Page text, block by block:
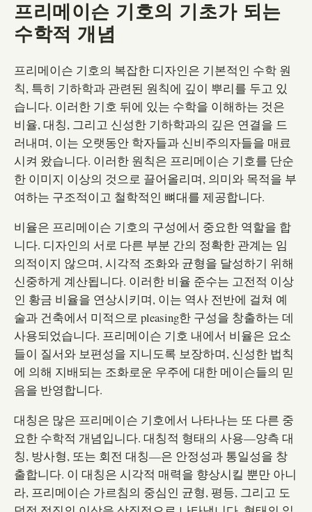
프리메이슨 기호의 기초가 되는
수학적 개념
프리메이슨 기호의 복잡한 디자인은 기본적인 수학 원
칙, 특히 기하학과 관련된 원칙에 깊이 뿌리를 두고 있
습니다. 이러한 기호 뒤에 있는 수학을 이해하는 것은
비율, 대칭, 그리고 신성한 기하학과의 깊은 연결을 드
러내며, 이는 오랫동안 학자들과 신비주의자들을 매료
시켜 왔습니다. 이러한 원칙은 프리메이슨 기호를 단순
한 이미지 이상의 것으로 끌어올리며, 의미와 목적을 부
여하는 구조적이고 철학적인 뼈대를 제공합니다.
비율은 프리메이슨 기호의 구성에서 중요한 역할을 합
니다. 디자인의 서로 다른 부분 간의 정확한 관계는 임
의적이지 않으며, 시각적 조화와 균형을 달성하기 위해
신중하게 계산됩니다. 이러한 비율 준수는 고전적 이상
인 황금 비율을 연상시키며, 이는 역사 전반에 걸쳐 예
술과 건축에서 미적으로 pleasing한 구성을 창출하는 데
사용되었습니다. 프리메이슨 기호 내에서 비율은 요소
들이 질서와 보편성을 지니도록 보장하며, 신성한 법칙
에 의해 지배되는 조화로운 우주에 대한 메이슨들의 믿
음을 반영합니다.
대칭은 많은 프리메이슨 기호에서 나타나는 또 다른 중
요한 수학적 개념입니다. 대칭적 형태의 사용—양측 대
칭, 방사형, 또는 회전 대칭—은 안정성과 통일성을 창
출합니다. 이 대칭은 시각적 매력을 향상시킬 뿐만 아니
라, 프리메이슨 가르침의 중심인 균형, 평등, 그리고 도